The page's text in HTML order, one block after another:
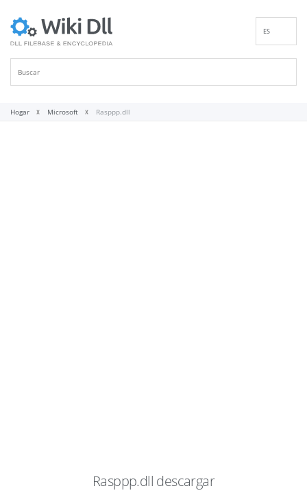
ES
Hogar Microsoft Rasppp.dll
Rasppp.dll descargar